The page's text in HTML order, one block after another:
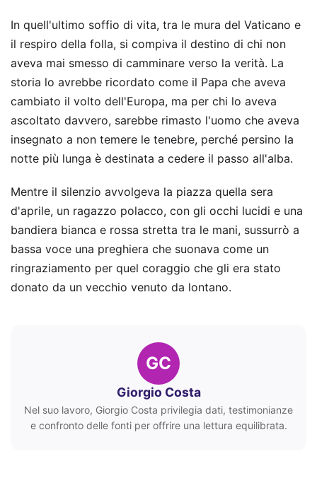
In quell'ultimo soffio di vita, tra le mura del Vaticano e
il respiro della folla, si compiva il destino di chi non
aveva mai smesso di camminare verso la verità. La
storia lo avrebbe ricordato come il Papa che aveva
cambiato il volto dell'Europa, ma per chi lo aveva
ascoltato davvero, sarebbe rimasto l'uomo che aveva
insegnato a non temere le tenebre, perché persino la
notte più lunga è destinata a cedere il passo all'alba.
Mentre il silenzio avvolgeva la piazza quella sera
d'aprile, un ragazzo polacco, con gli occhi lucidi e una
bandiera bianca e rossa stretta tra le mani, sussurrò a
bassa voce una preghiera che suonava come un
ringraziamento per quel coraggio che gli era stato
donato da un vecchio venuto da lontano.
GC
Giorgio Costa
Nel suo lavoro, Giorgio Costa privilegia dati, testimonianze
e confronto delle fonti per offrire una lettura equilibrata.